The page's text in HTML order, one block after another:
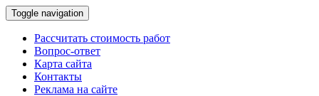
Toggle navigation
Рассчитать стоимость работ
Вопрос-ответ
Карта сайта
Контакты
Реклама на сайте